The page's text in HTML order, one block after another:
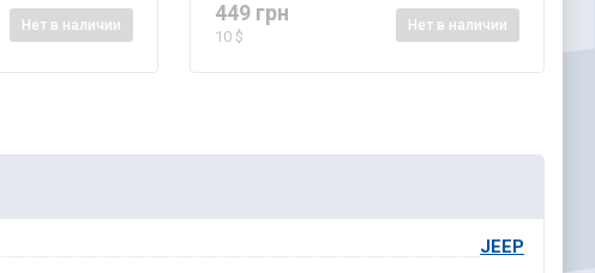
Нет в наличии 449 грн
10 $
Нет в наличии
JEEP